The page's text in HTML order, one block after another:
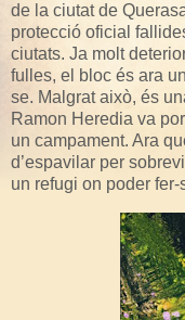
de la ciutat de
protecció oficial
ciutats. Ja molt
fulles, el bloc és ara
se. Malgrat això, és
Ramon Heredia va
un campament. Ara
d’espavilar per
un refugi on poder fer-